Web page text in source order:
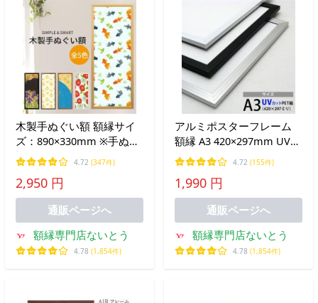
木製手ぬぐい額 額縁サイ
ズ：890×330mm ※手ぬぐ
い固定用台紙・テープ付き
4.72 (347件)
2,950 円
通販ページへ
額縁専門店ないとう
4.78 (1,854件)
アルミポスターフレーム
額縁 A3 420×297mm UVカ
ットPET板 アルミ製
4.72 (155件)
1,990 円
通販ページへ
額縁専門店ないとう
4.78 (1,854件)